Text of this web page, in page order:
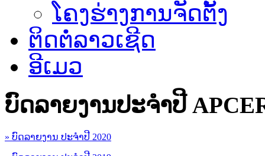
ໂຄງຮ່າງການຈັດຕັ້ງ
ຕິດຕໍ່ລາວເຊີດ
ອີເມວ
ບົດລາຍງານປະຈຳປີ
» ບົດລາຍງານ ປະຈຳປີ 2020